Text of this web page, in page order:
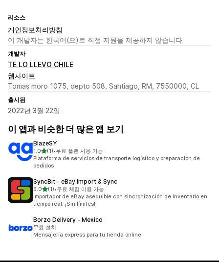
리소스
개인정보처리방침
이 개발자는 한국어(으)로 직접 지원을 제공하지 않습니다.
개발자
TE LO LLEVO CHILE
웹사이트
Tomas moro 1075, depto 508, Santiago, RM, 7550000, CL
출시됨
2022년 3월 22일
이 앱과 비슷한 더 많은 앱 보기
BlazeSY
1.0별 5개 중
(1)
총 리뷰 1개
•무료 플랜 사용 가능
Plataforma de servicios de transporte logístico y preparación de
pedidos
SyncBit ‑ eBay Import & Sync
5.0별 5개 중
(1)
총 리뷰 1개
•무료 체험 이용 가능
Importador de eBay asequible con sincronización de inventario en
tiempo real. ¡Sin límites!
Borzo Delivery ‑ Mexico
무료 설치
Mensajería express para tu tienda online